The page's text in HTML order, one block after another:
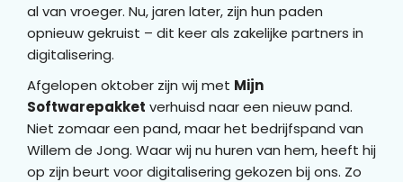
al van vroeger. Nu, jaren later, zijn hun paden
opnieuw gekruist – dit keer als zakelijke partners in
digitalisering.
Afgelopen oktober zijn wij met Mijn
Softwarepakket verhuisd naar een nieuw pand.
Niet zomaar een pand, maar het bedrijfspand van
Willem de Jong. Waar wij nu huren van hem, heeft hij
op zijn beurt voor digitalisering gekozen bij ons. Zo